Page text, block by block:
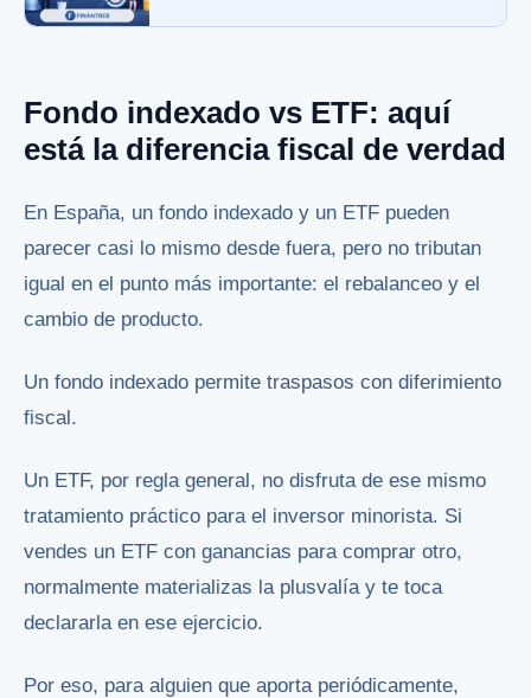
Fondo indexado vs ETF: aquí
está la diferencia fiscal de verdad
En España, un fondo indexado y un ETF pueden
parecer casi lo mismo desde fuera, pero no tributan
igual en el punto más importante: el rebalanceo y el
cambio de producto.
Un fondo indexado permite traspasos con diferimiento
fiscal.
Un ETF, por regla general, no disfruta de ese mismo
tratamiento práctico para el inversor minorista. Si
vendes un ETF con ganancias para comprar otro,
normalmente materializas la plusvalía y te toca
declararla en ese ejercicio.
Por eso, para alguien que aporta periódicamente,